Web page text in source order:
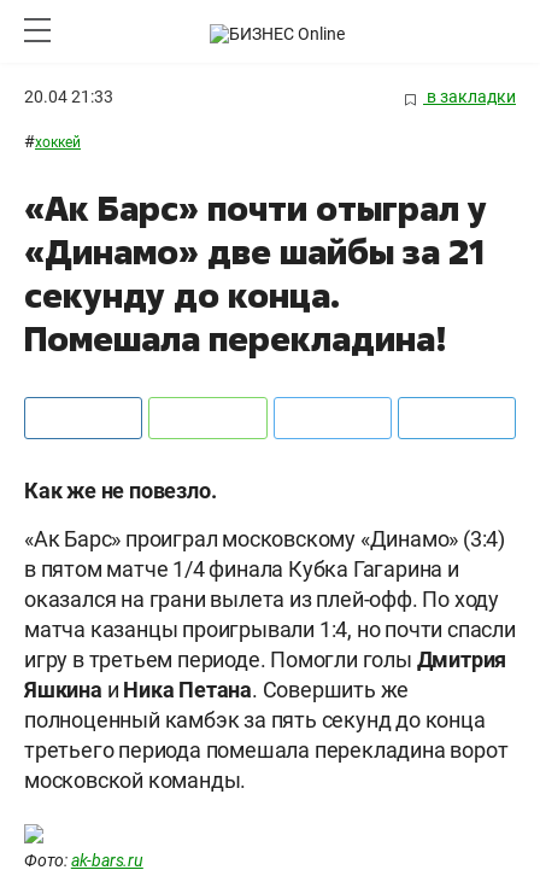
20.04 21:33 в закладки
#хоккей
«Ак Барс» почти отыграл у
«Динамо» две шайбы за 21
секунду до конца.
Помешала перекладина!
Как же не повезло.
«Ак Барс» проиграл московскому «Динамо» (3:4)
в пятом матче 1/4 финала Кубка Гагарина и
оказался на грани вылета из плей-офф. По ходу
матча казанцы проигрывали 1:4, но почти спасли
игру в третьем периоде. Помогли голы Дмитрия
Яшкина и Ника Петана. Совершить же
полноценный камбэк за пять секунд до конца
третьего периода помешала перекладина ворот
московской команды.
Фото:ak-bars.ru